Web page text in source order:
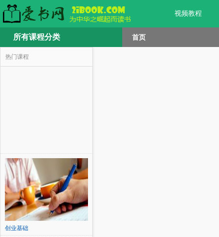
视频教程
所有课程分类 首页
热门课程
创业基础